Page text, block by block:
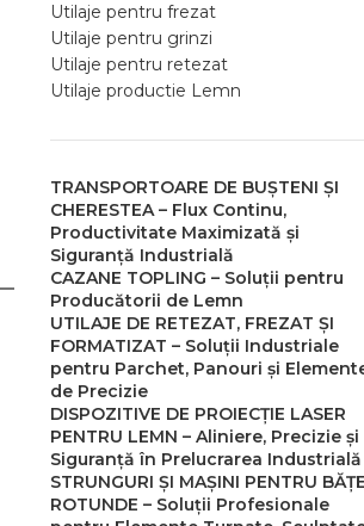
Utilaje pentru frezat
Utilaje pentru grinzi
Utilaje pentru retezat
Utilaje productie Lemn
TRANSPORTOARE DE BUȘTENI ȘI
CHERESTEA – Flux Continu,
Productivitate Maximizată și
Siguranță Industrială
CAZANE TOPLING – Soluții pentru
Producătorii de Lemn
UTILAJE DE RETEZAT, FREZAT ȘI
FORMATIZAT – Soluții Industriale
pentru Parchet, Panouri și
de Precizie
DISPOZITIVE DE PROIECȚIE LASER
PENTRU LEMN – Aliniere, Precizie și
Siguranță în Prelucrarea Industrială
STRUNGURI ȘI MAȘINI PENTRU BĂȚE
ROTUNDE – Soluții Profesionale